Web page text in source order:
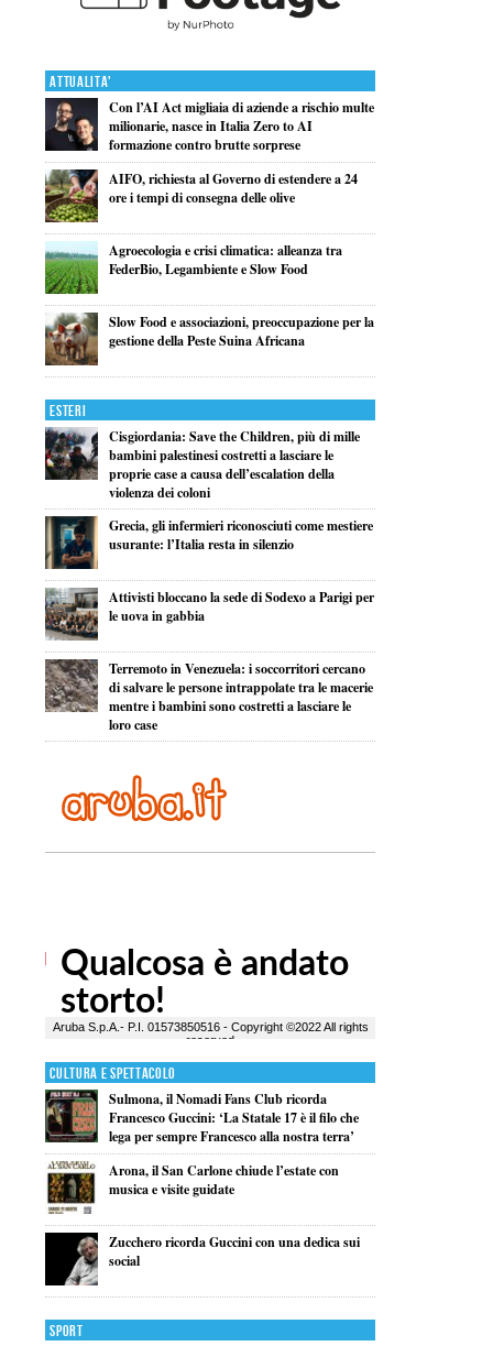
Attualita'
Con l’AI Act migliaia di aziende a rischio multe
milionarie, nasce in Italia Zero to AI
formazione contro brutte sorprese
AIFO, richiesta al Governo di estendere a 24
ore i tempi di consegna delle olive
Agroecologia e crisi climatica: alleanza tra
FederBio, Legambiente e Slow Food
Slow Food e associazioni, preoccupazione per la
gestione della Peste Suina Africana
Esteri
Cisgiordania: Save the Children, più di mille
bambini palestinesi costretti a lasciare le
proprie case a causa dell’escalation della
violenza dei coloni
Grecia, gli infermieri riconosciuti come mestiere
usurante: l’Italia resta in silenzio
Attivisti bloccano la sede di Sodexo a Parigi per
le uova in gabbia
Terremoto in Venezuela: i soccorritori cercano
di salvare le persone intrappolate tra le macerie
mentre i bambini sono costretti a lasciare le
loro case
Cultura e Spettacolo
Sulmona, il Nomadi Fans Club ricorda
Francesco Guccini: ‘La Statale 17 è il filo che
lega per sempre Francesco alla nostra terra’
Arona, il San Carlone chiude l’estate con
musica e visite guidate
Zucchero ricorda Guccini con una dedica sui
social
Sport